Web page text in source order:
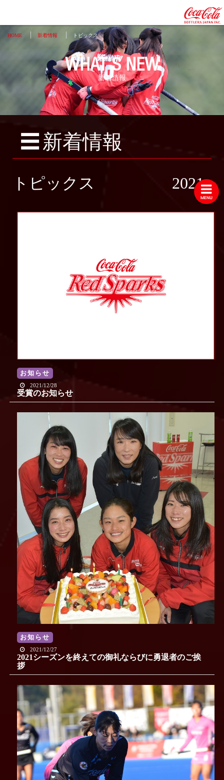
HOME 新着情報 トピックス
WHAT'S NEW
新着情報
☰新着情報
トピックス
2026
2025
2023
2022
2021
2020
2007
練習スケジュール
イベント･メディア情報
日本代表ニュース
お知らせ
トピックス 2021
お知らせ
2021/12/28
受賞のお知らせ
お知らせ
2021/12/27
2021シーズンを終えての御礼ならびに勇退者のご挨
拶
MENU